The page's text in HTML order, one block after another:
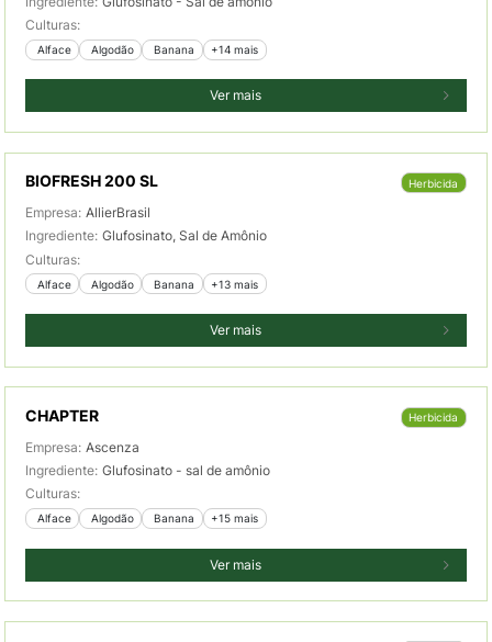
Culturas:
Alface Algodão Banana +14 mais
Ver mais
BIOFRESH 200 SL Herbicida
Empresa: AllierBrasil
Ingrediente: Glufosinato, Sal de Amônio
Culturas:
Alface Algodão Banana +13 mais
Ver mais
CHAPTER Herbicida
Empresa: Ascenza
Ingrediente: Glufosinato - sal de amônio
Culturas:
Alface Algodão Banana +15 mais
Ver mais